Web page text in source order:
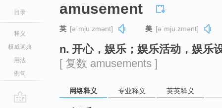
目录
释义
权威词典
用法
例句
amusement
英 [əˈmjuːzmənt] 美 [əˈmjuːzmənt]
n. 开心，娱乐；娱乐活动，娱乐
[ 复数 amusements ]
网络释义 专业释义 英英释义